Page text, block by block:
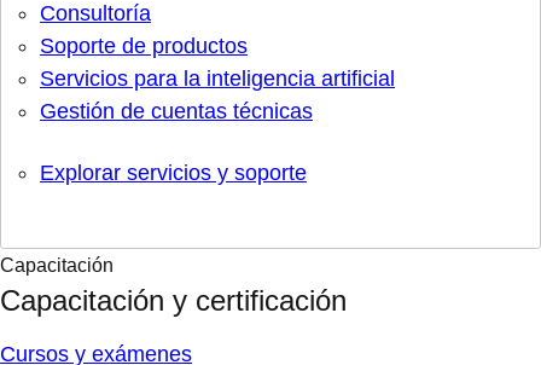
Consultoría
Soporte de productos
Servicios para la inteligencia artificial
Gestión de cuentas técnicas
Explorar servicios y soporte
Capacitación
Capacitación y certificación
Cursos y exámenes